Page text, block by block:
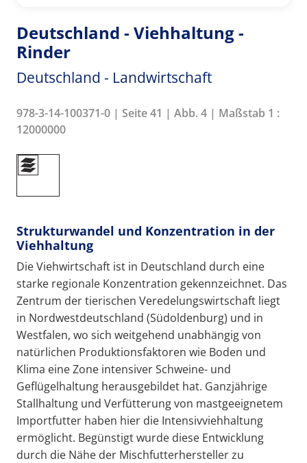
Deutschland - Viehhaltung -
Rinder
Deutschland - Landwirtschaft
978-3-14-100371-0 | Seite 41 | Abb. 4 | Maßstab 1 :
12000000
Strukturwandel und Konzentration in der
Viehhaltung
Die Viehwirtschaft ist in Deutschland durch eine
starke regionale Konzentration gekennzeichnet. Das
Zentrum der tierischen Veredelungswirtschaft liegt
in Nordwestdeutschland (Südoldenburg) und in
Westfalen, wo sich weitgehend unabhängig von
natürlichen Produktionsfaktoren wie Boden und
Klima eine Zone intensiver Schweine- und
Geflügelhaltung herausgebildet hat. Ganzjährige
Stallhaltung und Verfütterung von mastgeeignetem
Importfutter haben hier die Intensivviehhaltung
ermöglicht. Begünstigt wurde diese Entwicklung
durch die Nähe der Mischfutterhersteller zu